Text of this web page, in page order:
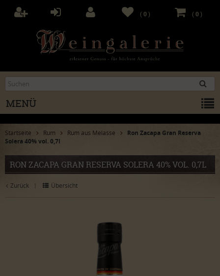
(0 )
(0 )
MENÜ
Startseite Rum Rum aus Melasse
Ron Zacapa Gran Reserva
Solera 40% vol. 0,7l
RON ZACAPA GRAN RESERVA SOLERA 40% VOL. 0,7L
Zurück | Übersicht